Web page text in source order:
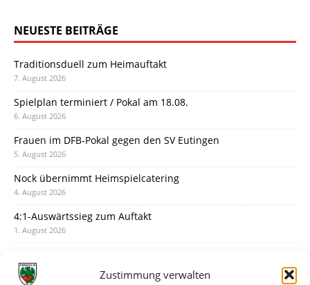
Zustimmung verwalten
NEUESTE BEITRÄGE
Traditionsduell zum Heimauftakt
7. August 2026
Spielplan terminiert / Pokal am 18.08.
6. August 2026
Frauen im DFB-Pokal gegen den SV Eutingen
5. August 2026
Nock übernimmt Heimspielcatering
4. August 2026
4:1-Auswärtssieg zum Auftakt
1. August 2026
31. Juli 2026